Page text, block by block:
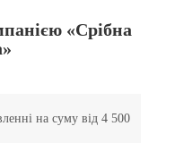
«Срібна
на суму від 4 500